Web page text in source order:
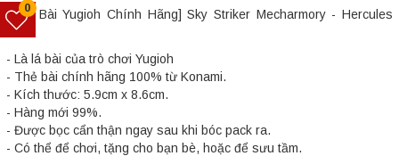
[Thẻ Bài Yugioh Chính Hãng] Sky Striker Mecharmory - Hercules
Base
- Là lá bài của trò chơi Yugioh
- Thẻ bài chính hãng 100% từ Konami.
- Kích thước: 5.9cm x 8.6cm.
- Hàng mới 99%.
- Được bọc cẩn thận ngay sau khi bóc pack ra.
- Có thể để chơi, tặng cho bạn bè, hoặc để sưu tầm.
0